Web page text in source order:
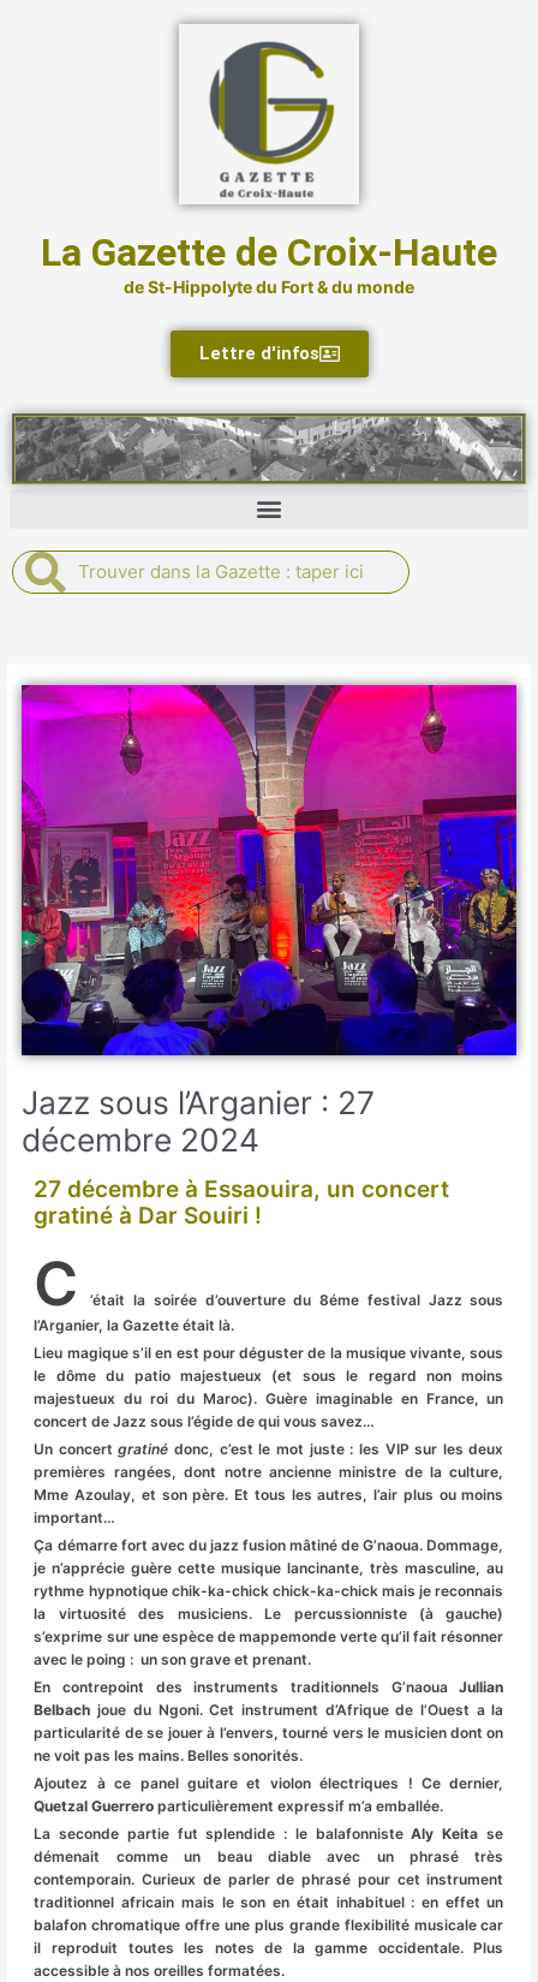
La Gazette de Croix-Haute
de St-Hippolyte du Fort & du monde
Lettre d'infos
RechercherRechercher
Jazz sous l’Arganier : 27
décembre 2024
27 décembre à Essaouira, un concert
gratiné à Dar Souiri !
C
’était la soirée d’ouverture du 8éme festival Jazz sous
l’Arganier, la Gazette était là.
Lieu magique s’il en est pour déguster de la musique vivante, sous
le dôme du patio majestueux (et sous le regard non moins
majestueux du roi du Maroc). Guère imaginable en France, un
concert de Jazz sous l’égide de qui vous savez…
Un concertgratiné donc, c’est le mot juste : les VIP sur les deux
premières rangées, dont notre ancienne ministre de la culture,
Mme Azoulay, et son père. Et tous les autres, l’air plus ou moins
important…
Ça démarre fort avec du jazz fusion mâtiné de G’naoua. Dommage,
je n’apprécie guère cette musique lancinante, très masculine, au
rythme hypnotique chik-ka-chick chick-ka-chick mais je reconnais
la virtuosité des musiciens. Le percussionniste (à gauche)
s’exprime sur une espèce de mappemonde verte qu’il fait résonner
avec le poing : un son grave et prenant.
En contrepoint des instruments traditionnels G’naouaJullian
Belbach joue du Ngoni. Cet instrument d’Afrique de l’Ouest a la
particularité de se jouer à l’envers, tourné vers le musicien dont on
ne voit pas les mains. Belles sonorités.
Ajoutez à ce panel guitare et violon électriques ! Ce dernier,
Quetzal Guerrero particulièrement expressif m’a emballée.
La seconde partie fut splendide : le balafonnisteAly Keita se
démenait comme un beau diable avec un phrasé très
contemporain. Curieux de parler de phrasé pour cet instrument
traditionnel africain mais le son en était inhabituel : en effet un
balafon chromatique offre une plus grande flexibilité musicale car
il reproduit toutes les notes de la gamme occidentale. Plus
accessible à nos oreilles formatées.